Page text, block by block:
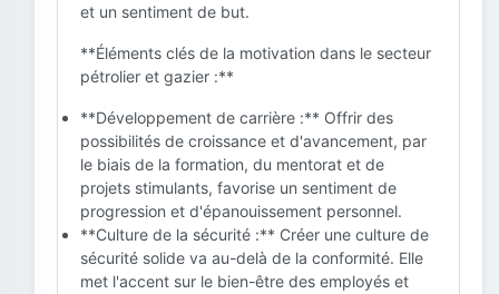
et un sentiment de but.
**Éléments clés de la motivation dans le secteur
pétrolier et gazier :**
**Développement de carrière :** Offrir des
possibilités de croissance et d'avancement, par
le biais de la formation, du mentorat et de
projets stimulants, favorise un sentiment de
progression et d'épanouissement personnel.
**Culture de la sécurité :** Créer une culture de
sécurité solide va au-delà de la conformité. Elle
met l'accent sur le bien-être des employés et